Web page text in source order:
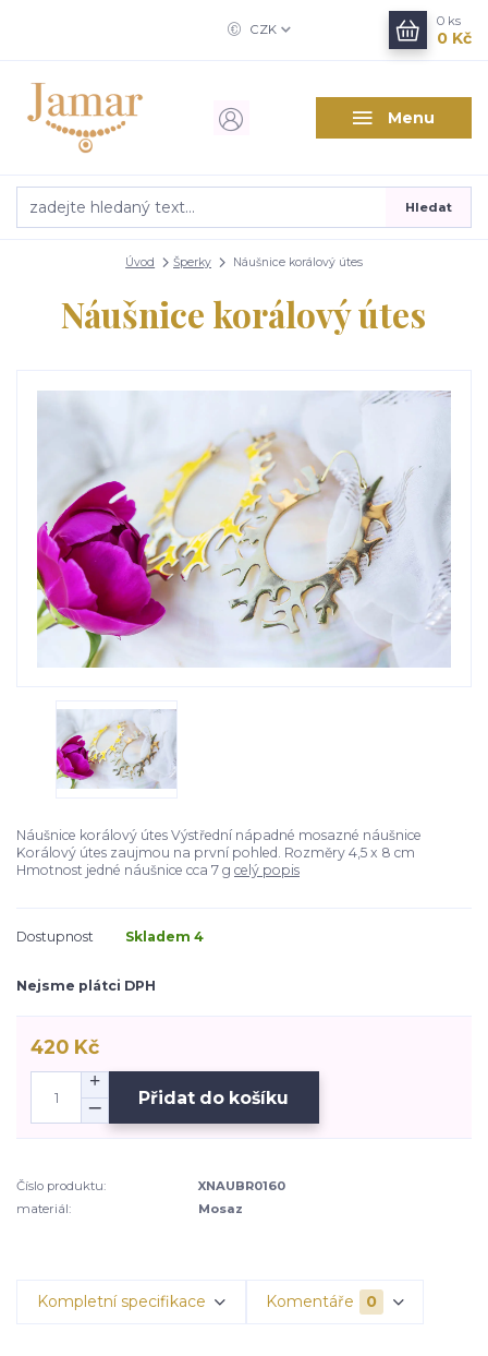
Menu
CZK
Hledat
0 ks
0 Kč
Úvod Šperky Náušnice korálový útes
Náušnice korálový útes
Náušnice korálový útes Výstřední nápadné mosazné náušnice
Korálový útes zaujmou na první pohled. Rozměry 4,5 x 8 cm
Hmotnost jedné náušnice cca 7 g celý popis
Dostupnost Skladem 4
Nejsme plátci DPH
420 Kč
Přidat do košíku
Číslo produktu:
XNAUBR0160
materiál:
Mosaz
Kompletní specifikace Komentáře 0